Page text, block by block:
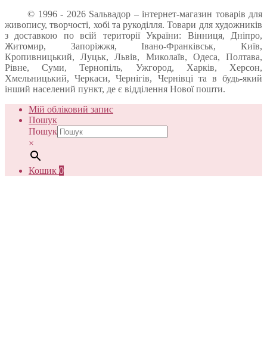
© 1996 - 2026 Sальвадор – інтернет-магазин товарів для
живопису, творчості, хобі та рукоділля. Товари для художників
з доставкою по всій території України: Вінниця, Дніпро,
Житомир, Запоріжжя, Івано-Франківськ, Київ,
Кропивницький, Луцьк, Львів, Миколаїв, Одеса, Полтава,
Рівне, Суми, Тернопіль, Ужгород, Харків, Херсон,
Хмельницький, Черкаси, Чернігів, Чернівці та в будь-який
інший населений пункт, де є відділення Нової пошти.
Мій обліковий запис
Пошук
Пошук
×
Кошик 0